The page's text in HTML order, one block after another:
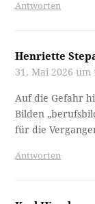
Antworten
Henriette
31. Mai 2026 um
Auf die Gefahr
Bilden
für die
Antworten